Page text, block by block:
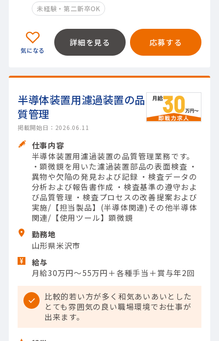
未経験・第二新卒OK
詳細を見る 応募する
半導体装置用濾過装置の品
質管理
掲載開始日：2026.06.11
仕事内容
半導体装置用濾過装置の品質管理業務です。
・顕微鏡を用いた濾過装置部品の表面検査 ・
異物や欠陥の発見および記録 ・検査データの
分析および報告書作成 ・検査基準の遵守およ
び品質管理 ・検査プロセスの改善提案および
実施/【担当製品】(半導体関連)その他半導体
関連/【使用ツール】顕微鏡
勤務地
山形県米沢市
給与
月給30万円～55万円＋各種手当＋賞与年2回
比較的若い方が多く和気あいあいとした
とても雰囲気の良い職場環境でお仕事が
出来ます。